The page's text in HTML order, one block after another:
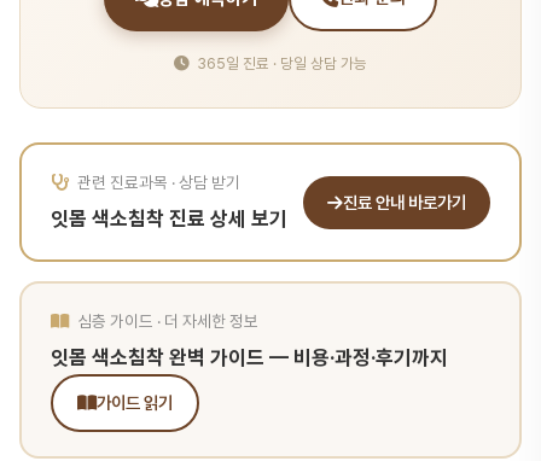
365일 진료 · 당일 상담 가능
관련 진료과목 · 상담 받기
잇몸 색소침착 진료 상세 보기
진료 안내 바로가기
심층 가이드 · 더 자세한 정보
잇몸 색소침착 완벽 가이드 — 비용·과정·후기까지
가이드 읽기